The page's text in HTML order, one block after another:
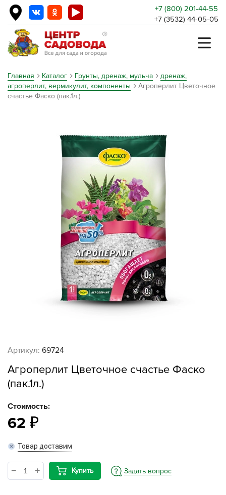
+7 (800) 201-44-55
+7 (3532) 44-05-05
Главная Каталог Грунты, дренаж, мульча
дренаж,
агроперлит, вермикулит, компоненты
Агроперлит Цветочное
счастье Фаско (пак.1л.)
Артикул: 69724
Агроперлит Цветочное счастье Фаско
(пак.1л.)
Стоимость:
62
Товар доставим
Купить Задать вопрос